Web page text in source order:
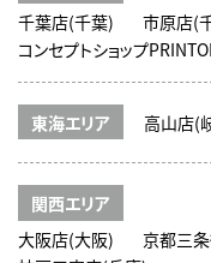
千葉店(千葉)
市原店(
コンセプトショップ
東海エリア 高山店(
関西エリア
大阪店(大阪)
京都三